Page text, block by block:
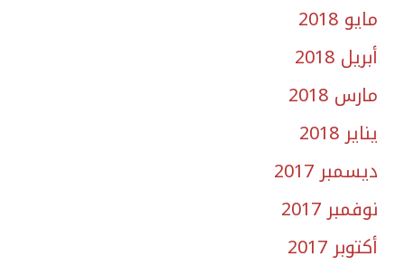
مايو 2018
أبريل 2018
مارس 2018
يناير 2018
ديسمبر 2017
نوفمبر 2017
أكتوبر 2017